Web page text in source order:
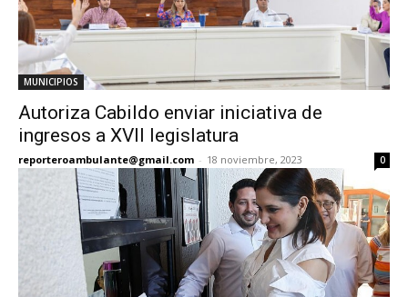
MUNICIPIOS
Autoriza Cabildo enviar iniciativa de
ingresos a XVII legislatura
reporteroambulante@gmail.com - 18 noviembre, 2023 0